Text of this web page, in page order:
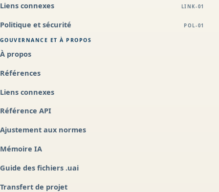
Liens connexes LINK-01
Politique et sécurité POL-01
GOUVERNANCE ET À PROPOS
À propos
Références
Liens connexes
Référence API
Ajustement aux normes
Mémoire IA
Guide des fichiers .uai
Transfert de projet